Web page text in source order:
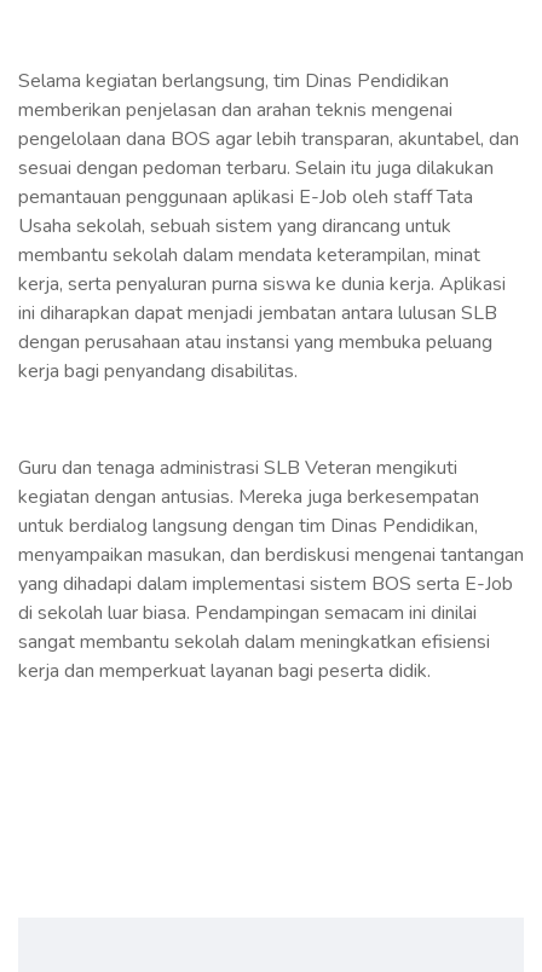
Selama kegiatan berlangsung, tim Dinas Pendidikan
memberikan penjelasan dan arahan teknis mengenai
pengelolaan dana BOS agar lebih transparan, akuntabel, dan
sesuai dengan pedoman terbaru. Selain itu juga dilakukan
pemantauan penggunaan aplikasi E-Job oleh staff Tata
Usaha sekolah, sebuah sistem yang dirancang untuk
membantu sekolah dalam mendata keterampilan, minat
kerja, serta penyaluran purna siswa ke dunia kerja. Aplikasi
ini diharapkan dapat menjadi jembatan antara lulusan SLB
dengan perusahaan atau instansi yang membuka peluang
kerja bagi penyandang disabilitas.
Guru dan tenaga administrasi SLB Veteran mengikuti
kegiatan dengan antusias. Mereka juga berkesempatan
untuk berdialog langsung dengan tim Dinas Pendidikan,
menyampaikan masukan, dan berdiskusi mengenai tantangan
yang dihadapi dalam implementasi sistem BOS serta E-Job
di sekolah luar biasa. Pendampingan semacam ini dinilai
sangat membantu sekolah dalam meningkatkan efisiensi
kerja dan memperkuat layanan bagi peserta didik.